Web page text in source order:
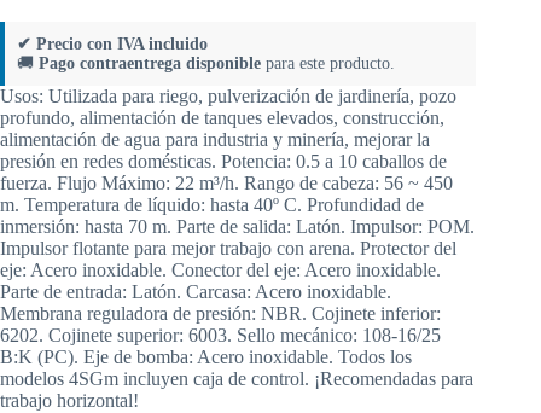
✔ Precio con IVA incluido
🚚 Pago contraentrega disponible para este producto.
Usos: Utilizada para riego, pulverización de jardinería, pozo
profundo, alimentación de tanques elevados, construcción,
alimentación de agua para industria y minería, mejorar la
presión en redes domésticas. Potencia: 0.5 a 10 caballos de
fuerza. Flujo Máximo: 22 m³/h. Rango de cabeza: 56 ~ 450
m. Temperatura de líquido: hasta 40º C. Profundidad de
inmersión: hasta 70 m. Parte de salida: Latón. Impulsor: POM.
Impulsor flotante para mejor trabajo con arena. Protector del
eje: Acero inoxidable. Conector del eje: Acero inoxidable.
Parte de entrada: Latón. Carcasa: Acero inoxidable.
Membrana reguladora de presión: NBR. Cojinete inferior:
6202. Cojinete superior: 6003. Sello mecánico: 108-16/25
B:K (PC). Eje de bomba: Acero inoxidable. Todos los
modelos 4SGm incluyen caja de control. ¡Recomendadas para
trabajo horizontal!